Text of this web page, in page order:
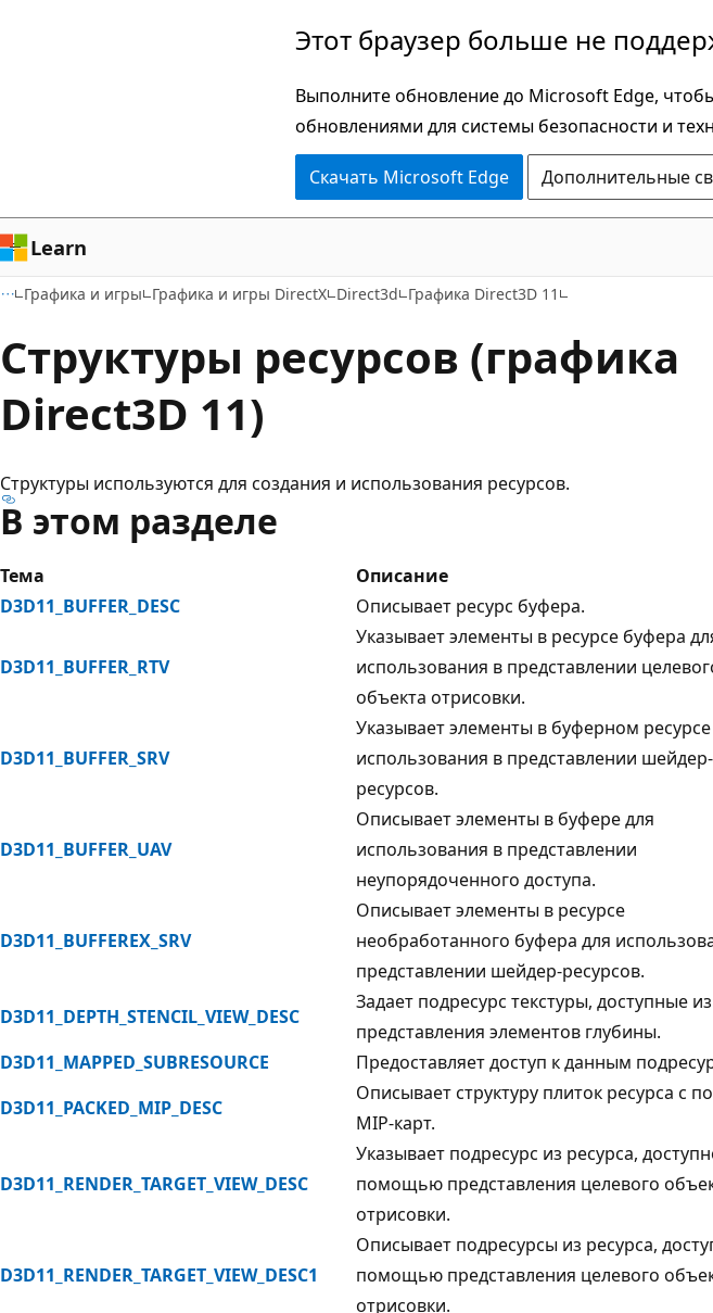
Этот браузер больше не
Выполните обновление до Microsoft Edge,
обновлениями для системы безопасности и
Скачать Microsoft Edge Дополнительные
Learn
Графика и игры Графика и игры DirectX Direct3d Графика Direct3D 11
Структуры ресурсов (графика
Direct3D 11)
Структуры используются для создания и использования ресурсов.
В этом разделе
Тема
Описание
D3D11_BUFFER_DESC
Описывает ресурс буфера.
D3D11_BUFFER_RTV
Указывает элементы в ресурсе буфера
использования в представлении
объекта отрисовки.
D3D11_BUFFER_SRV
Указывает элементы в буферном ресурсе
использования в представлении шейдер-
ресурсов.
D3D11_BUFFER_UAV
Описывает элементы в буфере для
использования в представлении
неупорядоченного доступа.
D3D11_BUFFEREX_SRV
Описывает элементы в ресурсе
необработанного буфера для
представлении шейдер-ресурсов.
D3D11_DEPTH_STENCIL_VIEW_DESC
Задает подресурс текстуры, доступные из
представления элементов глубины.
D3D11_MAPPED_SUBRESOURCE
Предоставляет доступ к данным
D3D11_PACKED_MIP_DESC
Описывает структуру плиток ресурса с
MIP-карт.
D3D11_RENDER_TARGET_VIEW_DESC
Указывает подресурс из ресурса,
помощью представления целевого
отрисовки.
D3D11_RENDER_TARGET_VIEW_DESC1
Описывает подресурсы из ресурса,
помощью представления целевого
отрисовки.